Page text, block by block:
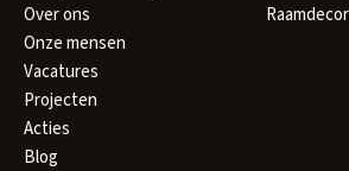
Over ons
Onze mensen
Vacatures
Projecten
Acties
Blog